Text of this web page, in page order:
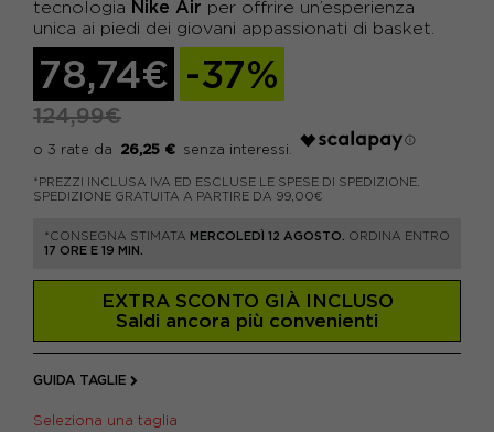
tecnologia Nike Air per offrire un’esperienza
unica ai piedi dei giovani appassionati di basket.
78,74€ -37%
124,99€
26,25 €
*PREZZI INCLUSA IVA ED ESCLUSE LE SPESE DI SPEDIZIONE.
SPEDIZIONE GRATUITA A PARTIRE DA 99,00€
*CONSEGNA STIMATA MERCOLEDÌ 12 AGOSTO.
ORDINA ENTRO
17 ORE E 19 MIN.
EXTRA SCONTO GIÀ INCLUSO
Saldi ancora più convenienti
GUIDA TAGLIE
Seleziona una taglia